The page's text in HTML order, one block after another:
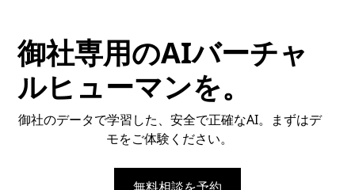
御社専用のAIバーチャ
ルヒューマンを。
御社のデータで学習した、安全で正確なAI。まずはデ
モをご体験ください。